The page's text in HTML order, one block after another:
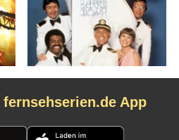
fernsehserien.de App